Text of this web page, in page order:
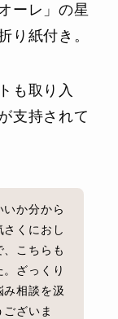
ーレ」の星
り紙付き。
も取り入
支持されて
か分から
くにおし
、こちらも
ざっくり
み相談を汲
ざいま